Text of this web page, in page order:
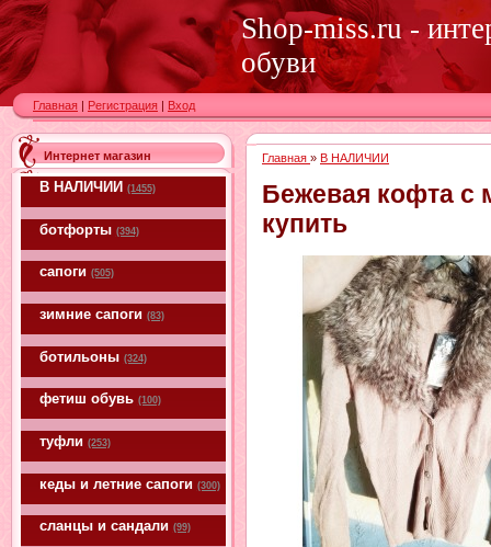
Shop-miss.ru -
обуви
Главная | Регистрация | Вход
Интернет магазин
В НАЛИЧИИ (1455)
ботфорты (394)
сапоги (505)
зимние сапоги (83)
ботильоны (324)
фетиш обувь (100)
туфли (253)
кеды и летние сапоги (300)
сланцы и сандали (99)
Главная » В НАЛИЧИИ
Бежевая кофта с
купить